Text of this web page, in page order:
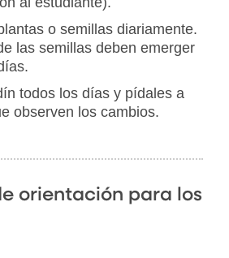
o semillas diariamente.
las semillas deben emerger
todos los días y pídales a
observen los cambios.
orientación para los